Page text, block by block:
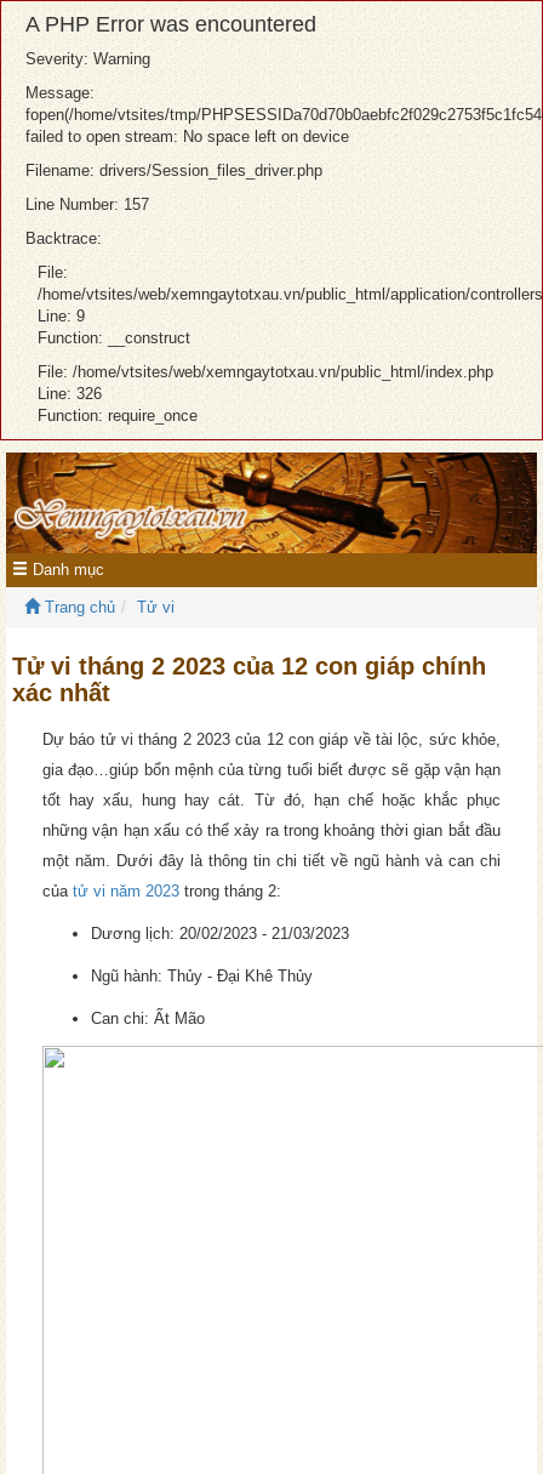
A PHP Error was encountered
Severity: Warning
Message:
fopen(/home/vtsites/tmp/
failed to open stream: No space left on device
Filename: drivers/Session_files_driver.php
Line Number: 157
Backtrace:
File:
/home/vtsites/web/xemngaytotxau.vn/public_html/application/
Line: 9
Function: __construct
File: /home/vtsites/web/xemngaytotxau.vn/public_html/index.php
Line: 326
Function: require_once
Danh mục
Trang chủ Tử vi
Tử vi tháng 2 2023 của 12 con giáp chính
xác nhất
Dự báo tử vi tháng 2 2023 của 12 con giáp về tài lộc, sức khỏe,
gia đạo…giúp bổn mệnh của từng tuổi biết được sẽ gặp vận hạn
tốt hay xấu, hung hay cát. Từ đó, hạn chế hoặc khắc phục
những vận hạn xấu có thể xảy ra trong khoảng thời gian bắt đầu
một năm. Dưới đây là thông tin chi tiết về ngũ hành và can chi
của tử vi năm 2023 trong tháng 2:
Dương lịch: 20/02/2023 - 21/03/2023
Ngũ hành: Thủy - Đại Khê Thủy
Can chi: Ất Mão